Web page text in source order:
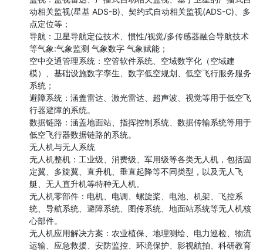
动相关监视(星基 ADS-B)、契约式自动相关监视(ADS-C)、多
点定位等；
导航：卫星导航定位技术、惯性/视觉/多传感器融合导航技术
等气象:气象监测 气象数字 气象赋能；
空中交通管理系统：空管软件系统、空域数字化（空域建
模）、基础设施数字孪生、数字低空规划、低空飞行服务服务
系统；
避障系统：涵盖雷达、激光雷达、超声波、视觉等用于低空飞
行器避障的系统。
数据链路：涵盖地面站、指挥控制系统、数据传输系统等用于
低空飞行器数据链路的系统。
无人机与无人系统
无人机整机：工业级、消费级、军用级等各类无人机，包括固
定翼、多旋翼、直升机、垂直起降等不同类型，以及无人飞
艇、无人直升机等特种无人机。
无人机零部件：电机、电调、螺旋桨、电池、机架、飞控系
统、导航系统、避障系统、图传系统、地面站系统等无人机核
心部件。
无人机应用解决方案：农业植保、地理测绘、电力巡检、物流
运输、应急救援、安防监控、环境保护、影视航拍、科研教育